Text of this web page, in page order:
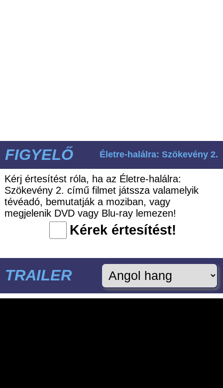
FIGYELŐ Életre-halálra: Szökevény 2.
Kérj értesítést róla, ha az Életre-halálra:
Szökevény 2. című filmet játssza valamelyik
tévéadó, bemutatják a moziban, vagy
megjelenik DVD vagy Blu-ray lemezen!
Kérek értesítést!
TRAILER